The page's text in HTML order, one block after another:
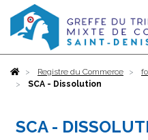
AccueilRegistre du Commerce
SCA - Dissolution
SCA -